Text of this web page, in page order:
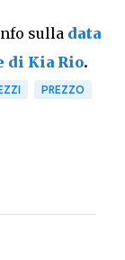
sulla data
di Kia Rio.
PREZZO